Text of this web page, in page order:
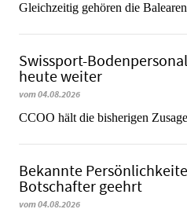
Gleichzeitig gehören die
Swissport-
heute weiter
vom 04.08.2026
CCOO hält die bisherigen
Bekannte
Botschafter geehrt
vom 04.08.2026